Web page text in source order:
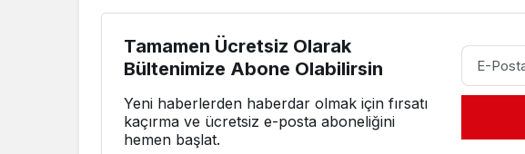
Tamamen Ücretsiz Olarak
Bültenimize Abone Olabilirsin
Yeni haberlerden haberdar olmak için fırsatı
kaçırma ve ücretsiz e-posta aboneliğini
hemen başlat.